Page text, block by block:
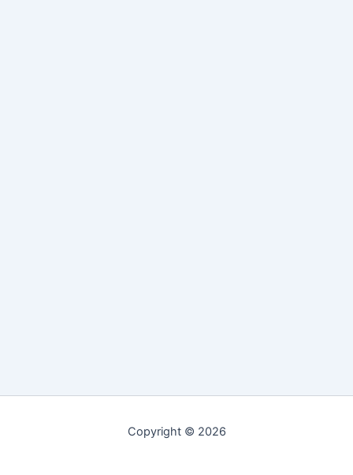
Copyright © 2026